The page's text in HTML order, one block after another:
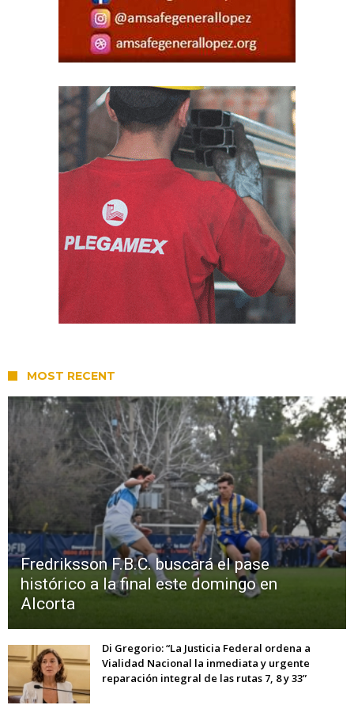
MOST RECENT
Fredriksson F.B.C. buscará el pase
histórico a la final este domingo en
Alcorta
Di Gregorio: “La Justicia Federal ordena a
Vialidad Nacional la inmediata y urgente
reparación integral de las rutas 7, 8 y 33”